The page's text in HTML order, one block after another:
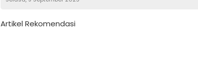
Artikel Rekomendasi